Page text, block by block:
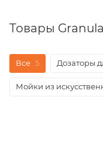
Товары
Все 5 Дозаторы
Мойки из